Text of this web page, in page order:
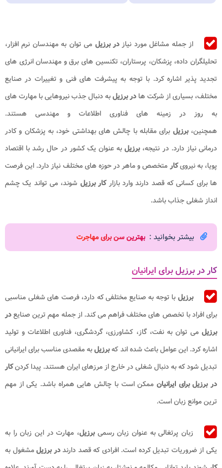
از جمله مشاغل مورد نیازدر برزیل می توان به مهندسان نرم افزار،
تحلیلگران داده، پزشکان، پرستاران، تکنسین های برق و مهندسان انرژی های
تجدید پذیر اشاره کرد. با توجه به پیشرفت های فنی و تغییرات در صنایع
مختلف، بسیاری از شرکت ها در برزیلبه دنبال جذب نیروهایی با مهارت های
به روز در زمینه های فناوری اطلاعات و مهندسی هستند.
همچنین،برزیل برای مقابله با چالش های بهداشتی خود، به پزشکان و کادر
درمانی نیاز دارد. در نتیجه،برزیلبه عنوان یک کشور در حال رشد با اقتصاد
پویا، به نیرویکارمتخصص و ماهر در حوزه های مختلف نیاز دارد. این فرصت
ها برای کسانی که قصد دارند وارد بازارکار برزیل شوند، می تواند یک چشم
انداز شغلی جذاب باشد.
بیشتر بخوانید : بهترین سن برای مهاجرت
کار در برزیل برای ایرانیان
برزیل با توجه به صنایع مختلفی که دارد، فرصت های شغلی مناسبی
برای افراد با تخصص های مختلف فراهم می کند. از جمله مهم ترین صنایعدر
برزیل می توان به نفت، گاز، کشاورزی، گردشگری، فناوری اطلاعات و تولید
اشاره کرد. این عوامل باعث شده اند کهبرزیلبه مقصدی مناسب برای ایرانیانی
تبدیل شود که به دنبال شغلی در خارج از مرزهای ایران هستند. پیدا کردنکار
در برزیل برای ایرانیان ممکن است با چالش هایی همراه باشد. یکی از مهم
ترین موانع زبان است.
زبان پرتغالی به عنوان زبان رسمیبرزیل، مهارت در این زبان را به
یکی از ضروریات تبدیل کرده است. افرادی که قصد دارنددر برزیلمشغول به